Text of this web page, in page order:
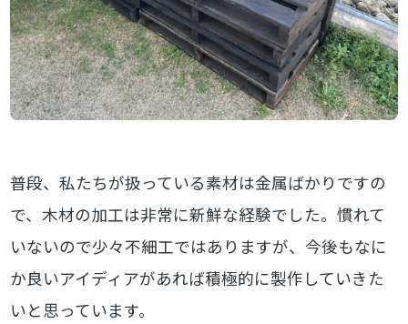
普段、私たちが扱っている素材は金属ばかりですの
で、木材の加工は非常に新鮮な経験でした。慣れて
いないので少々不細工ではありますが、今後もなに
か良いアイディアがあれば積極的に製作していきた
いと思っています。